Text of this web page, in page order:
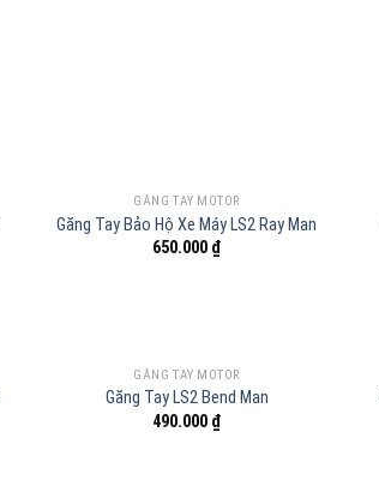
GĂNG TAY MOTOR
Găng Tay Bảo Hộ Xe Máy LS2 Ray Man
650.000 ₫
GĂNG TAY MOTOR
Găng Tay LS2 Bend Man
490.000 ₫